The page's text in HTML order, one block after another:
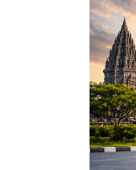
Yogyakarta
–
Promo
DP
Ringan
&
Cicilan
Mulai
2
Jutaan